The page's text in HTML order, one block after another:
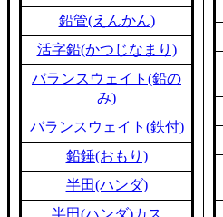
鉛管(えんかん)
活字鉛(かつじなまり)
バランスウェイト(鉛の
み)
バランスウェイト(鉄付)
鉛錘(おもり)
半田(ハンダ)
半田(ハンダ)カス